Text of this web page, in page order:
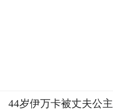
44岁伊万卡被丈夫公主